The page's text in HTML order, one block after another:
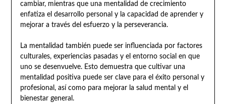
cambiar, mientras que una mentalidad de crecimiento
enfatiza el desarrollo personal y la capacidad de aprender y
mejorar a través del esfuerzo y la perseverancia.
La mentalidad también puede ser influenciada por factores
culturales, experiencias pasadas y el entorno social en que
uno se desenvuelve. Esto demuestra que cultivar una
mentalidad positiva puede ser clave para el éxito personal y
profesional, así como para mejorar la salud mental y el
bienestar general.